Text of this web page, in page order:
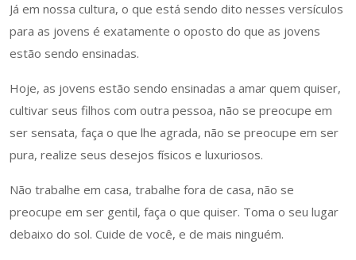
Já em nossa cultura, o que está sendo dito nesses versículos
para as jovens é exatamente o oposto do que as jovens
estão sendo ensinadas.
Hoje, as jovens estão sendo ensinadas a amar quem quiser,
cultivar seus filhos com outra pessoa, não se preocupe em
ser sensata, faça o que lhe agrada, não se preocupe em ser
pura, realize seus desejos físicos e luxuriosos.
Não trabalhe em casa, trabalhe fora de casa, não se
preocupe em ser gentil, faça o que quiser. Toma o seu lugar
debaixo do sol. Cuide de você, e de mais ninguém.